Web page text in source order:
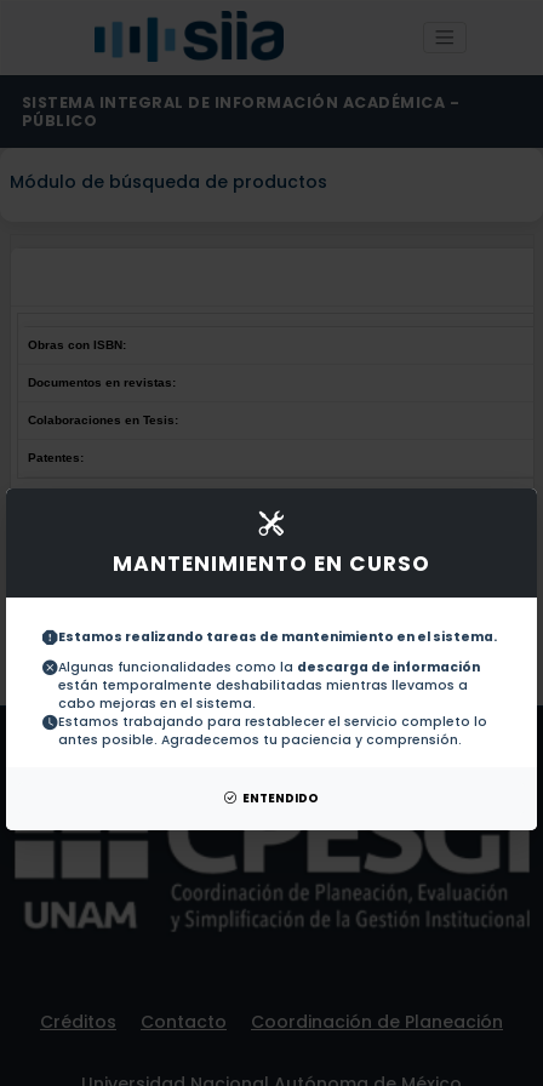
MANTENIMIENTO EN CURSO
Estamos realizando tareas de mantenimiento en el sistema.
Algunas funcionalidades como la descarga de información
están temporalmente deshabilitadas mientras llevamos a
cabo mejoras en el sistema.
Estamos trabajando para restablecer el servicio completo lo
antes posible. Agradecemos tu paciencia y comprensión.
ENTENDIDO
SISTEMA INTEGRAL DE INFORMACIÓN ACADÉMICA -
PÚBLICO
Módulo de búsqueda de productos
Obras con ISBN:
Documentos en revistas:
Colaboraciones en Tesis:
Patentes:
No hay obras de este autor.
Documentos en revistas:
Colaboraciones en Tesis:
Patentes: No hay patentes de este autor.
Créditos Contacto Coordinación de Planeación